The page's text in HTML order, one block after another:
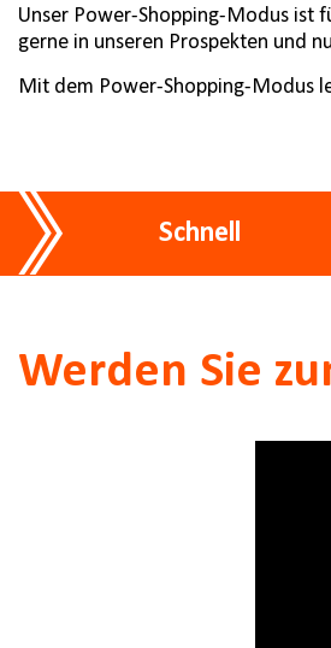
Unser Power-Shopping-Modus ist
gerne in unseren Prospekten und
Mit dem Power-Shopping-Modus
Schnell
Werden Sie